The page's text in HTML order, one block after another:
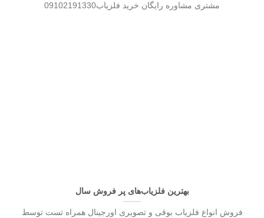
مشتری مشاوره رایگان خرید فلزیاب09102191330
بهترین فلزیاب‌های پر فروش سال
فروش انواع فلزیاب بوقی و تصویری اورجینال همراه تست توسط